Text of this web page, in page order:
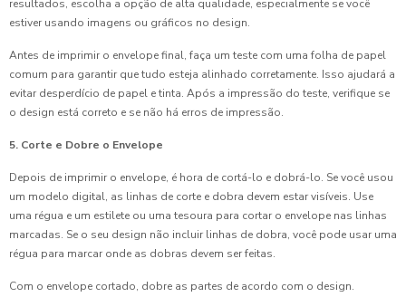
resultados, escolha a opção de alta qualidade, especialmente se você
estiver usando imagens ou gráficos no design.
Antes de imprimir o envelope final, faça um teste com uma folha de papel
comum para garantir que tudo esteja alinhado corretamente. Isso ajudará a
evitar desperdício de papel e tinta. Após a impressão do teste, verifique se
o design está correto e se não há erros de impressão.
5. Corte e Dobre o Envelope
Depois de imprimir o envelope, é hora de cortá-lo e dobrá-lo. Se você usou
um modelo digital, as linhas de corte e dobra devem estar visíveis. Use
uma régua e um estilete ou uma tesoura para cortar o envelope nas linhas
marcadas. Se o seu design não incluir linhas de dobra, você pode usar uma
régua para marcar onde as dobras devem ser feitas.
Com o envelope cortado, dobre as partes de acordo com o design.